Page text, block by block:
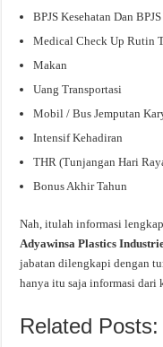
BPJS Kesehatan Dan
Medical Check Up Rutin
Makan
Uang Transportasi
Mobil / Bus Jemputan
Intensif Kehadiran
THR (Tunjangan Hari
Bonus Akhir Tahun
Nah, itulah informasi
Adyawinsa Plastics
jabatan dilengkapi dengan
hanya itu saja informasi dari
Related Posts: